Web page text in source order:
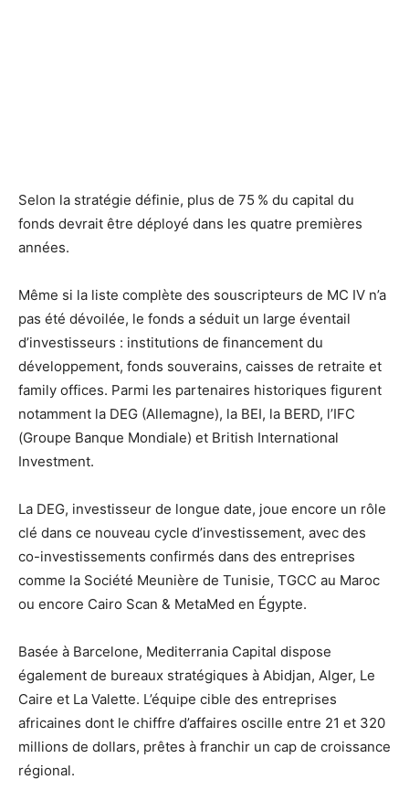
Selon la stratégie définie, plus de 75 % du capital du
fonds devrait être déployé dans les quatre premières
années.
Même si la liste complète des souscripteurs de MC IV n’a
pas été dévoilée, le fonds a séduit un large éventail
d’investisseurs : institutions de financement du
développement, fonds souverains, caisses de retraite et
family offices. Parmi les partenaires historiques figurent
notamment la DEG (Allemagne), la BEI, la BERD, l’IFC
(Groupe Banque Mondiale) et British International
Investment.
La DEG, investisseur de longue date, joue encore un rôle
clé dans ce nouveau cycle d’investissement, avec des
co-investissements confirmés dans des entreprises
comme la Société Meunière de Tunisie, TGCC au Maroc
ou encore Cairo Scan & MetaMed en Égypte.
Basée à Barcelone, Mediterrania Capital dispose
également de bureaux stratégiques à Abidjan, Alger, Le
Caire et La Valette. L’équipe cible des entreprises
africaines dont le chiffre d’affaires oscille entre 21 et 320
millions de dollars, prêtes à franchir un cap de croissance
régional.